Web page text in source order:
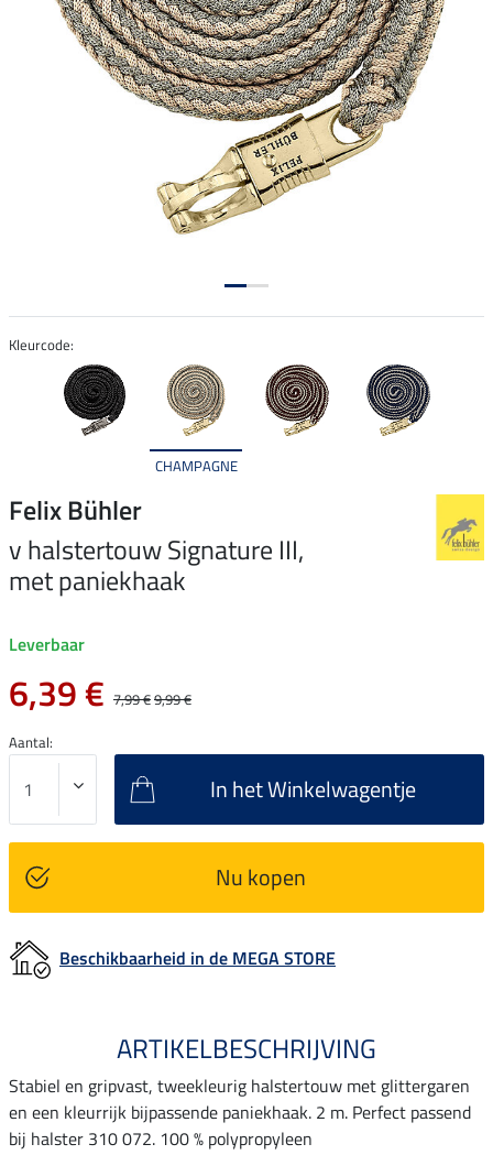
Kleurcode:
CHAMPAGNE
Felix Bühler
v halstertouw Signature III,
met paniekhaak
Leverbaar
6,39 € 7,99 €9,99 €
Aantal:
In het Winkelwagentje
Nu kopen
Beschikbaarheid in de MEGA STORE
ARTIKELBESCHRIJVING
Stabiel en gripvast, tweekleurig halstertouw met glittergaren
en een kleurrijk bijpassende paniekhaak. 2 m. Perfect passend
bij halster 310 072. 100 % polypropyleen